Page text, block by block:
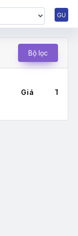
Bộ lọc
Giá